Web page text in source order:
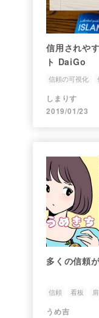
信用されや
ト DaiGo
信頼の可視化
しまりす
2019/01/23
多くの信頼
信頼 看板
うめ吉